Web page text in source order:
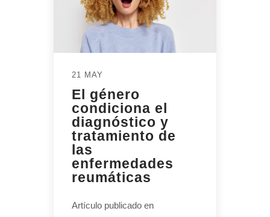
21 MAY
El género
condiciona el
diagnóstico y
tratamiento de
las
enfermedades
reumáticas
Artículo publicado en